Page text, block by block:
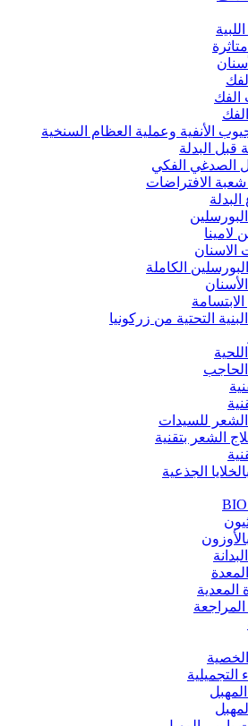
الفك
الأنفية وعملية العظام السنخية
قبل البدلة
الصدغي الفكي
الافتراضات
لامينا
الكاملة
التحتية من زركونيا
للسيدات
الجذعية
المعدية
التجميلية